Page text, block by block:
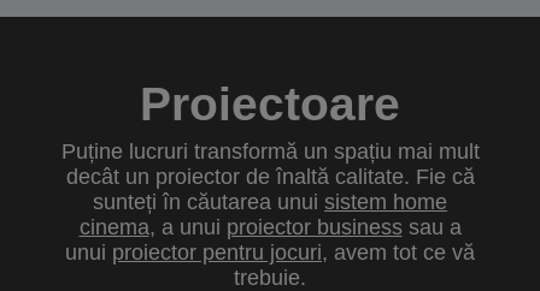
Proiectoare
Puține lucruri transformă un spațiu mai mult
decât un proiector de înaltă calitate. Fie că
sunteți în căutarea unui sistem home
cinema, a unui proiector businesssau a
unui proiector pentru jocuri, avem tot ce vă
trebuie.